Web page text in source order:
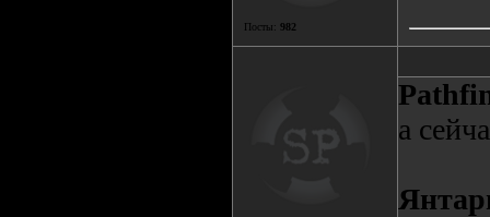
Посты: 982
а